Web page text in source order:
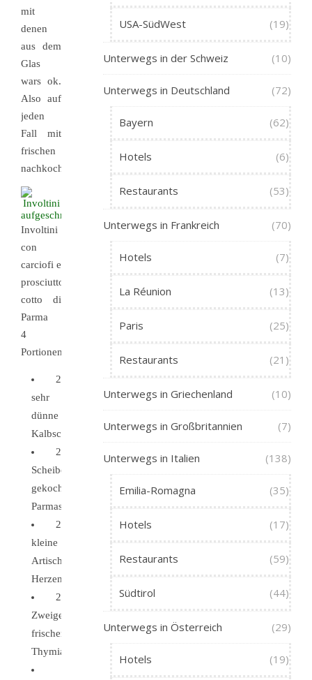
mit
denen
aus dem
Glas
wars ok.
Also auf
jeden
Fall mit
frischen
nachkochen!
Involtini
con
carciofi e
prosciutto
cotto di
Parma
4
Portionen
2
sehr
dünne
Kalbschnitzel
2
Scheiben
gekochter
Parmaschinken
2
kleine
Artischocken-
Herzen
2
Zweige
frischer
Thymian
USA-SüdWest (19)
Unterwegs in der Schweiz (10)
Unterwegs in Deutschland (72)
Bayern (62)
Hotels (6)
Restaurants (53)
Unterwegs in Frankreich (70)
Hotels (7)
La Réunion (13)
Paris (25)
Restaurants (21)
Unterwegs in Griechenland (10)
Unterwegs in Großbritannien (7)
Unterwegs in Italien (138)
Emilia-Romagna (35)
Hotels (17)
Restaurants (59)
Südtirol (44)
Unterwegs in Österreich (29)
Hotels (19)